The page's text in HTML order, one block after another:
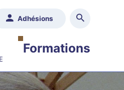
Adhésions
Formations